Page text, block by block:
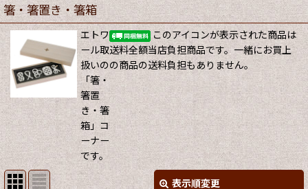
箸・箸置き・箸箱
エトワ
ール取
扱いの
「箸・
箸置
き・箸
箱」コ
ーナー
です。
このアイコンが表示された商品は
送料全額当店負担商品です。一緒にお買上
の商品の送料負担もありません。
表示順変更